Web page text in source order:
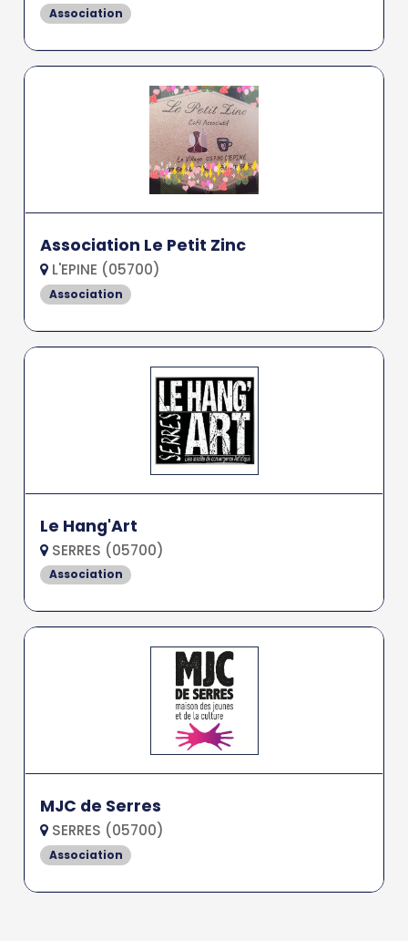
Association
Association Le Petit Zinc
L'EPINE (05700)
Association
Le Hang'Art
SERRES (05700)
Association
MJC de Serres
SERRES (05700)
Association